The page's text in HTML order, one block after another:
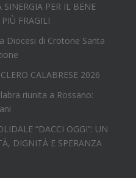
PER IL BENE
FRAGILI
Diocesi di Crotone Santa
CALABRESE 2026
riunita a Rossano:
“DACCI OGGI”: UN
DIGNITÀ E SPERANZA